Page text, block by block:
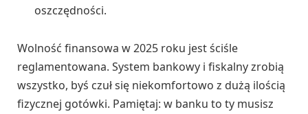
oszczędności.
Wolność finansowa w 2025 roku jest ściśle
reglamentowana. System bankowy i fiskalny zrobią
wszystko, byś czuł się niekomfortowo z dużą ilością
fizycznej gotówki. Pamiętaj: w banku to ty musisz